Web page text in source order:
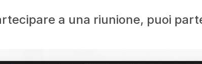
a una riunione, puoi